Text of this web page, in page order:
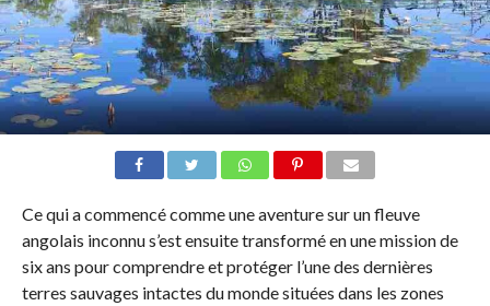
Ce qui a commencé comme une aventure sur un fleuve
angolais inconnu s’est ensuite transformé en une mission de
six ans pour comprendre et protéger l’une des dernières
terres sauvages intactes du monde situées dans les zones